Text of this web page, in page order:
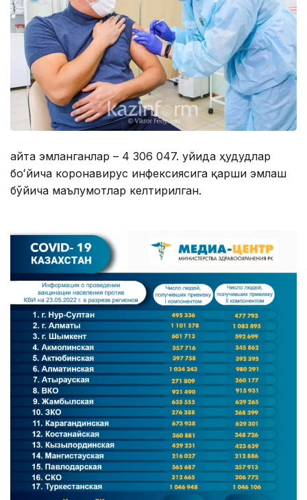
Қайта эмланганлар – 4 306 047. Қуйида ҳудудлар
боʻйича коронавирус инфексиясига қарши эмлаш
бўйича маълумотлар келтирилган.